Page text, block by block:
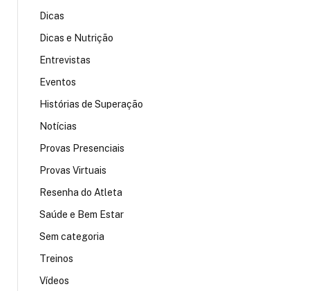
Dicas
Dicas e Nutrição
Entrevistas
Eventos
Histórias de Superação
Notícias
Provas Presenciais
Provas Virtuais
Resenha do Atleta
Saúde e Bem Estar
Sem categoria
Treinos
Vídeos